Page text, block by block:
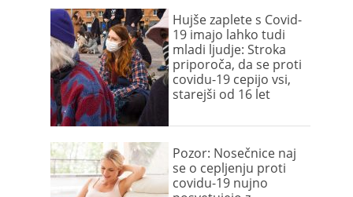
Hujše zaplete s Covid-
19 imajo lahko tudi
mladi ljudje: Stroka
priporoča, da se proti
covidu-19 cepijo vsi,
starejši od 16 let
Pozor: Nosečnice naj
se o cepljenju proti
covidu-19 nujno